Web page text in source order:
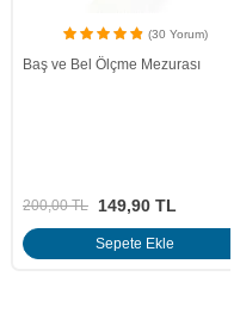
(30 Yorum)
Baş ve Bel Ölçme Mezurası
200,00TL 149,90TL
Sepete Ekle